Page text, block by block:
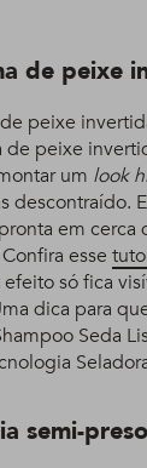
de peixe
peixe
de peixe
um look
descontraído.
em cerca
esse
só fica
dica para
Seda
semi-